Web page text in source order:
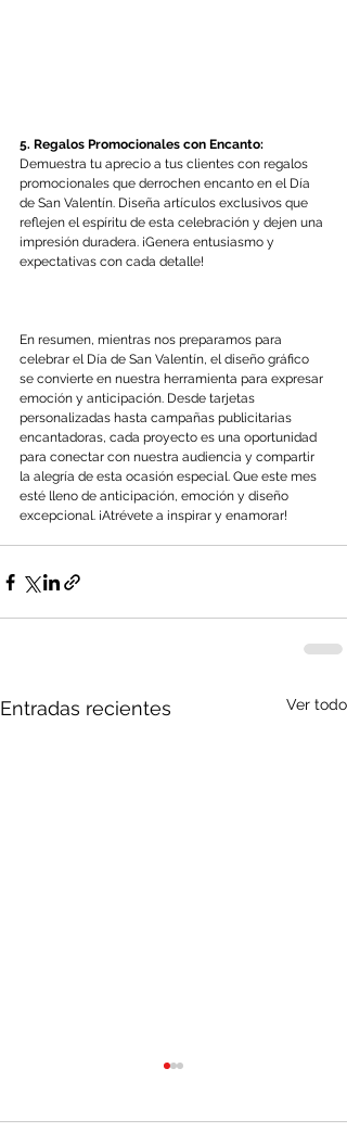
5. Regalos Promocionales con Encanto:
Demuestra tu aprecio a tus clientes con regalos
promocionales que derrochen encanto en el Día
de San Valentín. Diseña artículos exclusivos que
reflejen el espíritu de esta celebración y dejen una
impresión duradera. ¡Genera entusiasmo y
expectativas con cada detalle!
En resumen, mientras nos preparamos para
celebrar el Día de San Valentín, el diseño gráfico
se convierte en nuestra herramienta para expresar
emoción y anticipación. Desde tarjetas
personalizadas hasta campañas publicitarias
encantadoras, cada proyecto es una oportunidad
para conectar con nuestra audiencia y compartir
la alegría de esta ocasión especial. Que este mes
esté lleno de anticipación, emoción y diseño
excepcional. ¡Atrévete a inspirar y enamorar!
Entradas recientes Ver todo